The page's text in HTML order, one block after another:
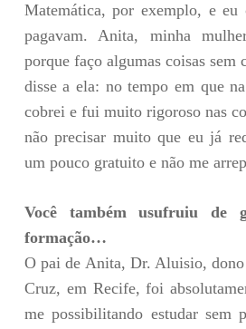
Matemática, por exemplo, e eu
pagavam. Anita, minha
porque faço algumas coisas sem
disse a ela: no tempo em que
cobrei e fui muito rigoroso nas
não precisar muito que eu já
um pouco gratuito e não me
Você também usufruiu de
formação…
O pai de Anita, Dr. Aluisio,
Cruz, em Recife, foi
me possibilitando estudar sem